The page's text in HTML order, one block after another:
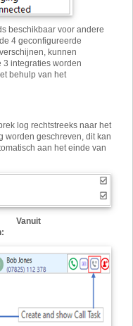
beschikbaar voor andere
4 geconfigureerde
kunnen
integraties worden
behulp van het
log rechtstreeks naar het
worden geschreven, dit kan
aan het einde van
Vanuit